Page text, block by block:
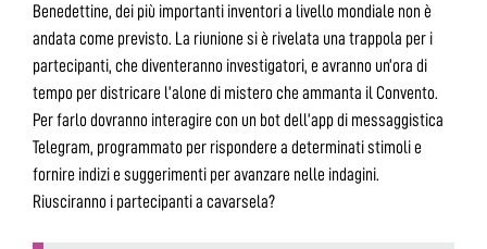
Benedettine, dei più importanti inventori a livello mondiale non è
andata come previsto. La riunione si è rivelata una trappola per i
partecipanti, che diventeranno investigatori, e avranno un’ora di
tempo per districare l’alone di mistero che ammanta il Convento.
Per farlo dovranno interagire con un bot dell’app di messaggistica
Telegram, programmato per rispondere a determinati stimoli e
fornire indizi e suggerimenti per avanzare nelle indagini.
Riusciranno i partecipanti a cavarsela?